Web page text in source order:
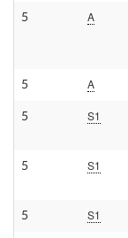
5 A
5 A
5 S1
5 S1
5 S1